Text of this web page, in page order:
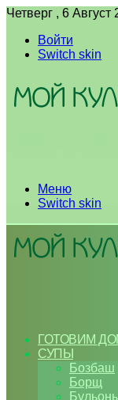
Четверг , 6 Август
Войти
Switch skin
Меню
Switch skin
ГОТОВИМ
СУПЫ
Бозбаш
Борщ